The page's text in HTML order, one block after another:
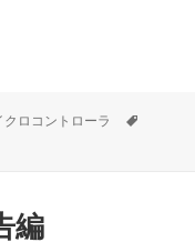
クロコントローラ
換会に出席 に
編